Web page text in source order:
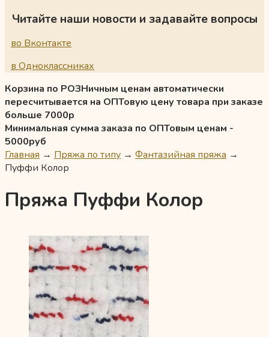
Читайте наши новости и задавайте вопросы
во Вконтакте
в Одноклассниках
Корзина по РОЗНичным ценам автоматически
пересчитывается на ОПТовую цену товара при заказе
больше 7000р
Минимальная сумма заказа по ОПТовым ценам -
5000руб
Главная → Пряжа по типу → Фантазийная пряжа →
Пуффи Колор
Пряжа Пуффи Колор